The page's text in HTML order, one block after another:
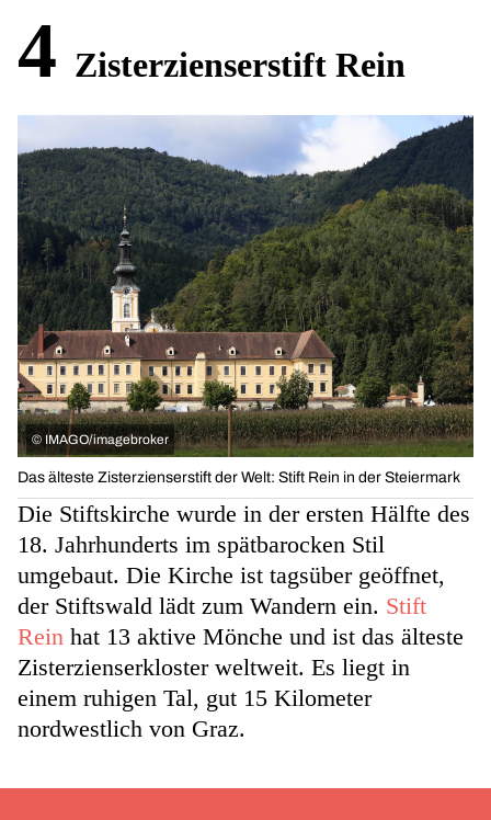
4 Zisterzienserstift Rein
© IMAGO/imagebroker
Das älteste Zisterzienserstift der Welt: Stift Rein in der Steiermark
Die Stiftskirche wurde in der ersten Hälfte des
18. Jahrhunderts im spätbarocken Stil
umgebaut. Die Kirche ist tagsüber geöffnet,
der Stiftswald lädt zum Wandern ein. Stift
Rein hat 13 aktive Mönche und ist das älteste
Zisterzienserkloster weltweit. Es liegt in
einem ruhigen Tal, gut 15 Kilometer
nordwestlich von Graz.